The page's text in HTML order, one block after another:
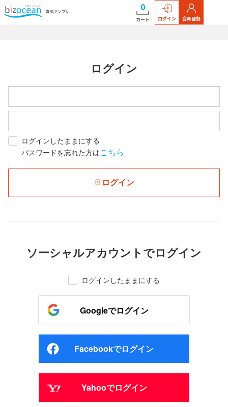
0
カート ログイン 会員登録
ログイン
ログインしたままにする
パスワードを忘れた方はこちら
ログイン
ソーシャルアカウントでログイン
ログインしたままにする
Googleでログイン
Facebookでログイン
Yahooでログイン